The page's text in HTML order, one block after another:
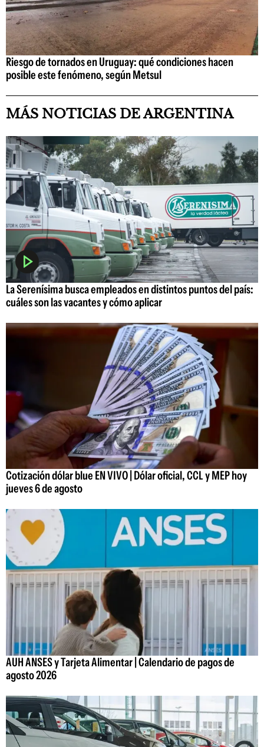
Riesgo de tornados en Uruguay: qué condiciones hacen
posible este fenómeno, según Metsul
MÁS NOTICIAS DE ARGENTINA
La Serenísima busca empleados en distintos puntos del país:
cuáles son las vacantes y cómo aplicar
Cotización dólar blue EN VIVO | Dólar oficial, CCL y MEP hoy
jueves 6 de agosto
AUH ANSES y Tarjeta Alimentar | Calendario de pagos de
agosto 2026